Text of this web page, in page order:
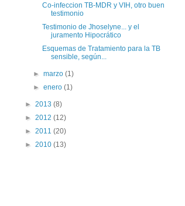
Co-infeccion TB-MDR y VIH, otro buen
testimonio
Testimonio de Jhoselyne... y el
juramento Hipocrático
Esquemas de Tratamiento para la TB
sensible, según...
►marzo(1)
►enero(1)
► 2013 (8)
► 2012 (12)
► 2011 (20)
► 2010 (13)